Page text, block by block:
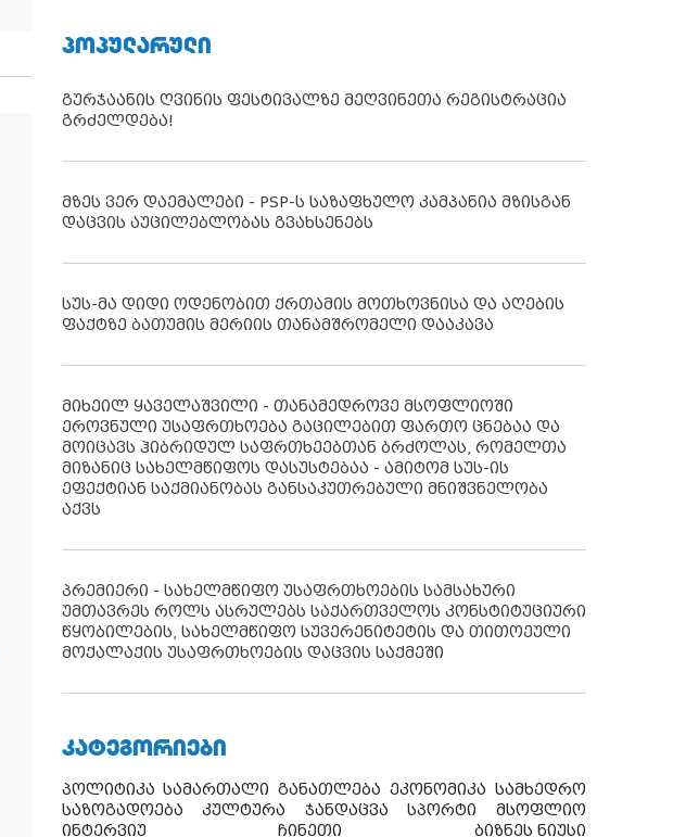
ᲞᲝᲞᲣᲚᲐᲠᲣᲚᲘ
გურჯაანის ღვინის ფესტივალზე მეღვინეთა რეგისტრაცია
გრძელდება!
მზეს ვერ დაემალები - PSP-ს საზაფხულო კამპანია მზისგან
დაცვის აუცილებლობას გვახსენებს
სუს-მა დიდი ოდენობით ქრთამის მოთხოვნისა და აღების
ფაქტზე ბათუმის მერიის თანამშრომელი დააკავა
მიხეილ ყაველაშვილი - თანამედროვე მსოფლიოში
ეროვნული უსაფრთხოება გაცილებით ფართო ცნებაა და
მოიცავს ჰიბრიდულ საფრთხეებთან ბრძოლას, რომელთა
მიზანიც სახელმწიფოს დასუსტებაა - ამიტომ სუს-ის
ეფექტიან საქმიანობას განსაკუთრებული მნიშვნელობა
აქვს
პრემიერი - სახელმწიფო უსაფრთხოების სამსახური
უმთავრეს როლს ასრულებს საქართველოს კონსტიტუციური
წყობილების, სახელმწიფო სუვერენიტეტის და თითოეული
მოქალაქის უსაფრთხოების დაცვის საქმეში
ᲙᲐᲢᲔᲒᲝᲠᲘᲔᲑᲘ
პოლიტიკა სამართალი განათლება ეკონომიკა სამხედრო
საზოგადოება
კულტურა ჯანდაცვა სპორტი
მსოფლიო
ინტერვიუ
ჩინეთი ბიზნეს ნიუსი